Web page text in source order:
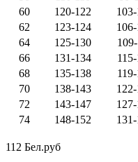
60
120-122
62
123-124
64
125-130
66
131-134
68
135-138
70
138-143
72
143-147
74
148-152
112 Бел.руб